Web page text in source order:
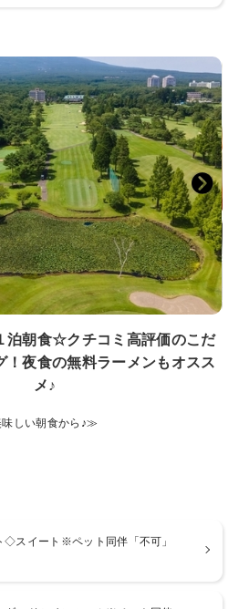
ロマハーブバス)、サウナ
ーが無料
で約10分
より無料送迎あり(約30分) ※前日までの
11:40 13:30 14:30 15:30 16:30
13:00
泊朝食☆クチコミ高評価のこだ
！夜食の無料ラーメンもオスス
メ♪
しい朝食から♪≫
とのひと時。
き旅の１ページとなりますよう…
◇スイート※ペット同伴「不可」